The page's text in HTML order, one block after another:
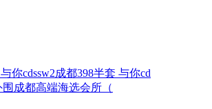
成都398半套 与你cd
成都高端海选会所（